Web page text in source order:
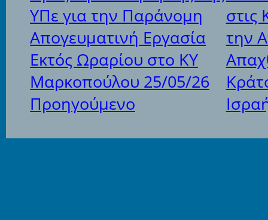
ΥΠε για την Παράνομη
Απογευματινή Εργασία
Εκτός Ωραρίου στο ΚΥ
Μαρκοπούλου 25/05/26
Προηγούμενο
στις
την